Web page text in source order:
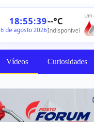
18:55:41
6 de agosto 2026
--°C
Indisponível
Um
Vídeos Curiosidades